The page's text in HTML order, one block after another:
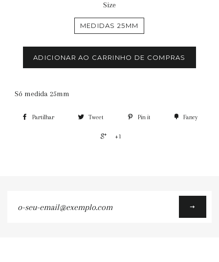
Size
MEDIDAS 25MM
ADICIONAR AO CARRINHO DE COMPRAS
Só medida 25mm
Partilhar Tweet Pin it Fancy
+1